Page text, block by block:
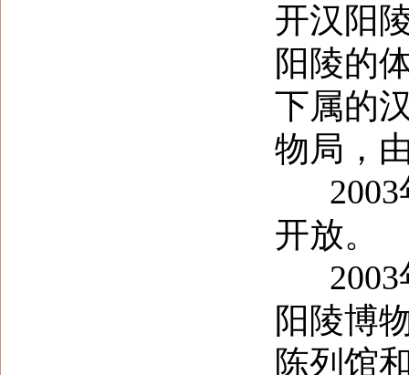
开汉阳
阳陵的
下属的
物局，
2003
开放。
2003
阳陵博
陈列馆